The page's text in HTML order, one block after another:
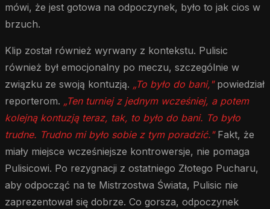
mówi, że jest gotowa na odpoczynek, było to jak cios w
brzuch.
Klip został również wyrwany z kontekstu. Pulisic
również był emocjonalny po meczu, szczególnie w
związku ze swoją kontuzją. „To było do bani,"powiedział
reporterom. „Ten turniej z jednym wcześniej, a potem
kolejną kontuzją teraz, tak, to było do bani. To było
trudne. Trudno mi było sobie z tym poradzić."Fakt, że
miały miejsce wcześniejsze kontrowersje, nie pomaga
Pulisicowi. Po rezygnacji z ostatniego Złotego Pucharu,
aby odpocząć na te Mistrzostwa Świata, Pulisic nie
zaprezentował się dobrze. Co gorsza, odpoczynek